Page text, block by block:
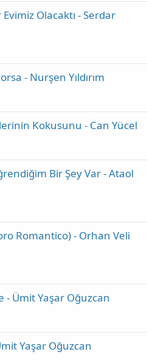
Olacaktı - Serdar
- Nurşen Yıldırım
Kokusunu - Can Yücel
Bir Şey Var - Ataol
Romantico) - Orhan Veli
- Ümit Yaşar Oğuzcan
Yaşar Oğuzcan